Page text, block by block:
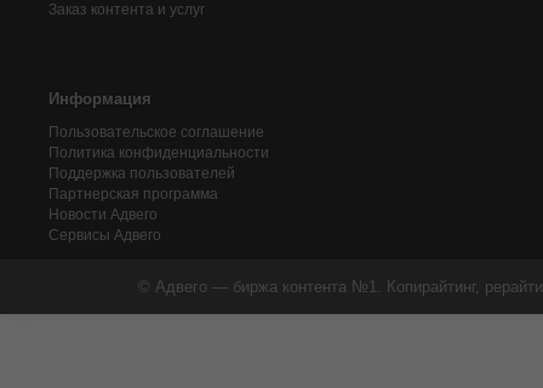
Заказ контента и услуг
Информация
Пользовательское соглашение
Политика конфиденциальности
Поддержка пользователей
Партнерская программа
Новости Адвего
Сервисы Адвего
© Адвего — биржа контента №1. Копирайтинг,